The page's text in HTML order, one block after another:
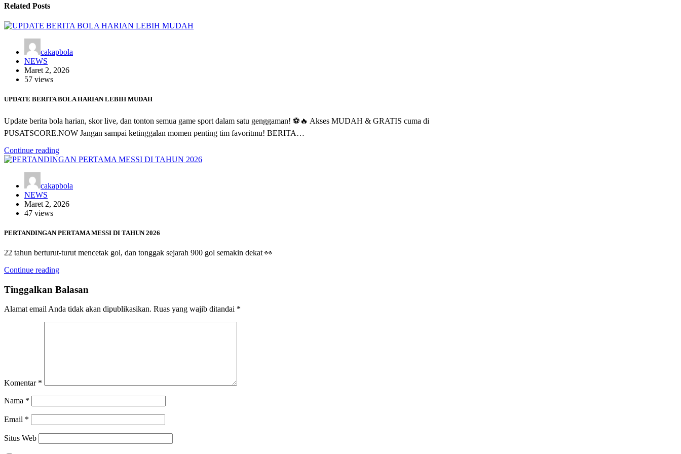
Related Posts
cakapbola
NEWS
Maret 2, 2026
57 views
UPDATE BERITA BOLA HARIAN LEBIH MUDAH
Update berita bola harian, skor live, dan tonton semua game sport dalam satu genggaman! ⚽️🔥 Akses MUDAH & GRATIS cuma di
PUSATSCORE.NOW Jangan sampai ketinggalan momen penting tim favoritmu! BERITA…
Continue reading
cakapbola
NEWS
Maret 2, 2026
47 views
PERTANDINGAN PERTAMA MESSI DI TAHUN 2026
22 tahun berturut-turut mencetak gol, dan tonggak sejarah 900 gol semakin dekat 👀
Continue reading
Tinggalkan Balasan
Alamat email Anda tidak akan dipublikasikan. Ruas yang wajib ditandai *
Komentar *
Nama *
Email *
Situs Web